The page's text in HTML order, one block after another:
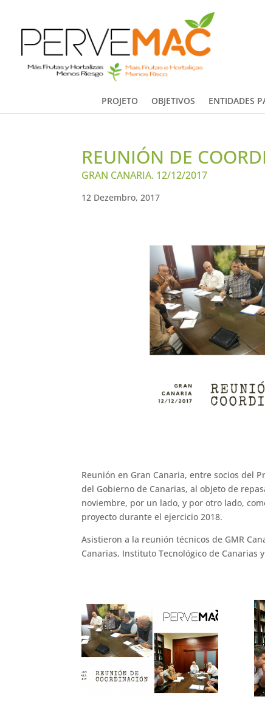
PROJETO OBJETIVOS ENTIDADES
REUNIÓN DE
GRAN CANARIA. 12/12/2017
12 Dezembro, 2017
Reunión en Gran Canaria, entre socios del
del Gobierno de Canarias, al objeto de
noviembre, por un lado, y por otro lado,
proyecto durante el ejercicio 2018.
Asistieron a la reunión técnicos de GMR
Canarias, Instituto Tecnológico de Canarias